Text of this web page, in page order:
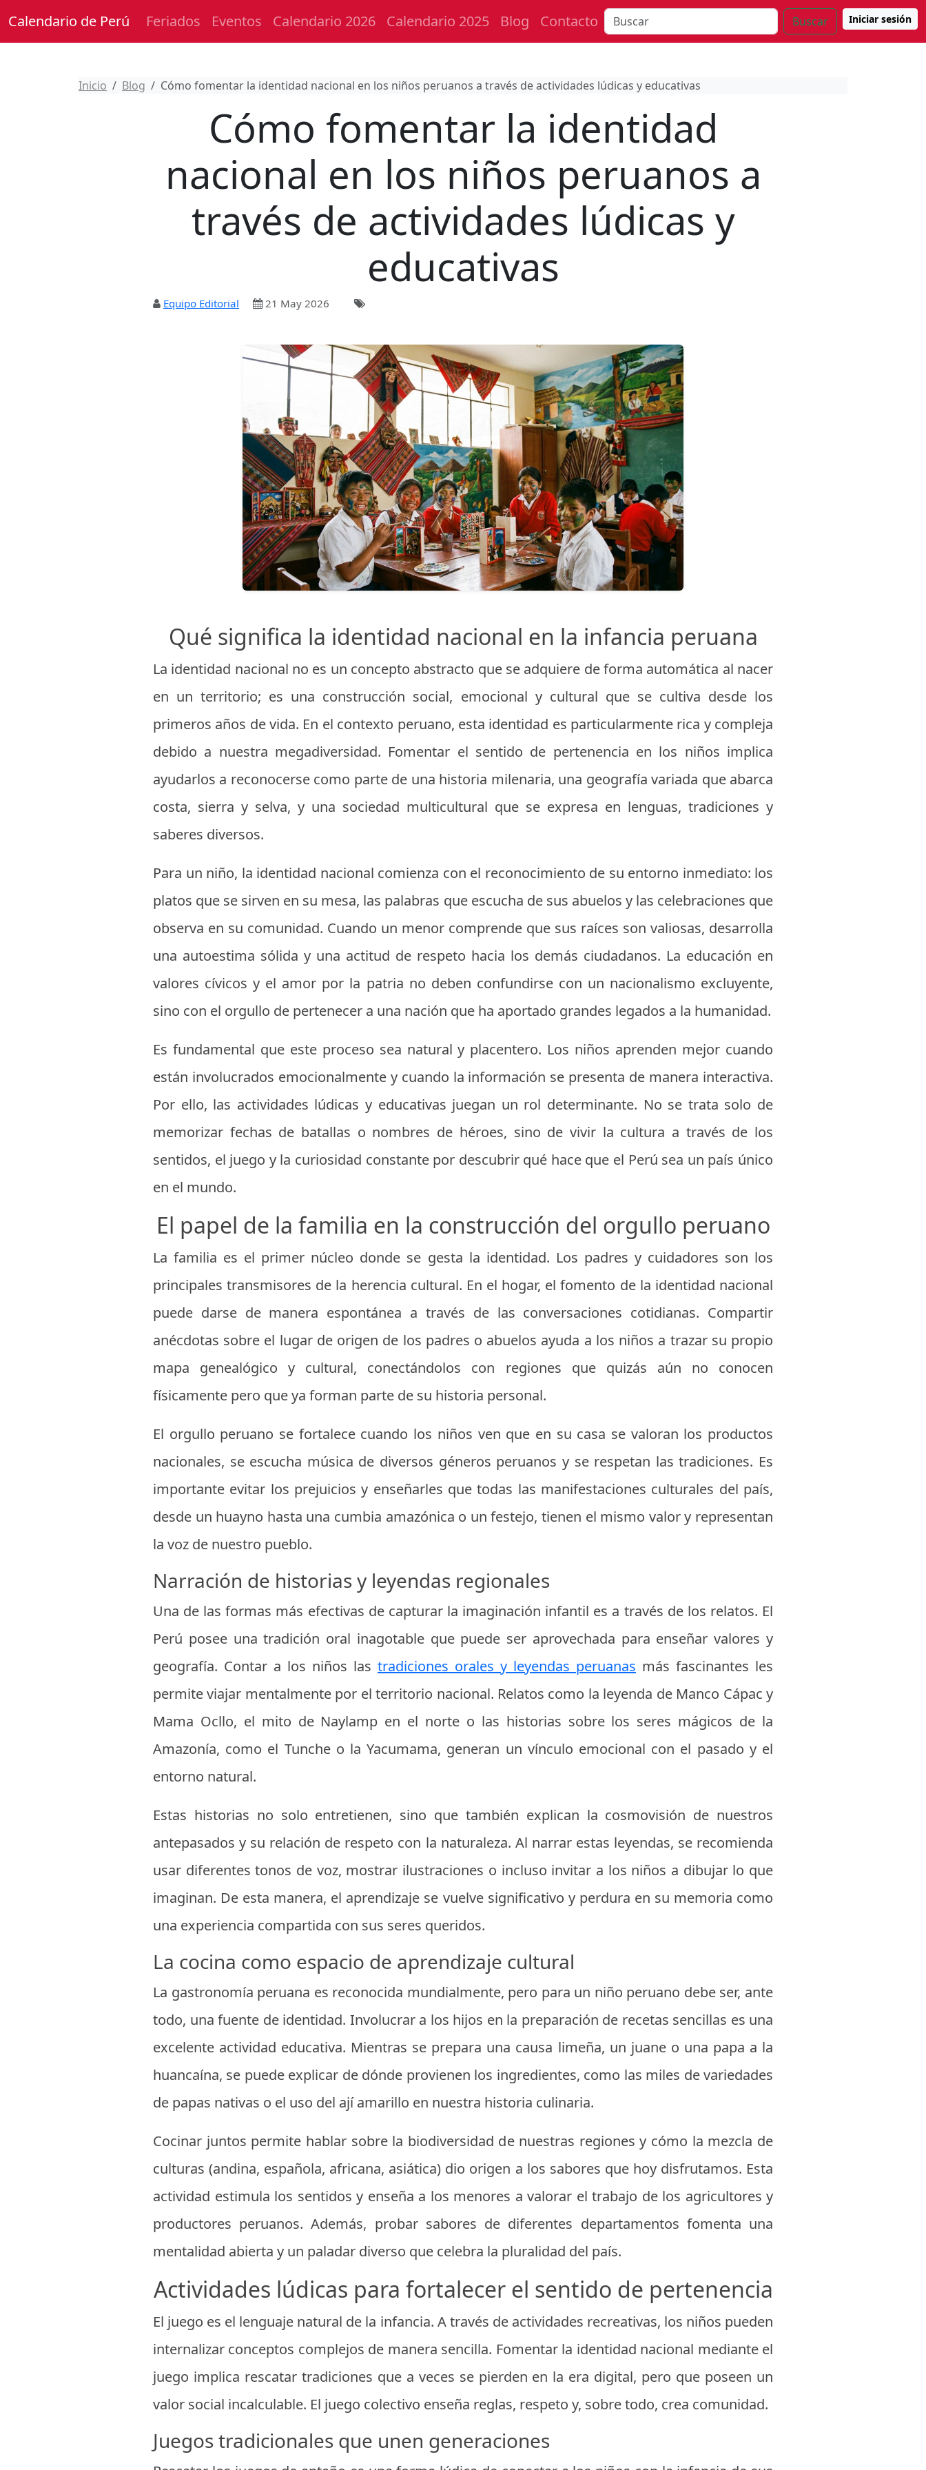
Calendario de Perú Feriados Eventos Calendario 2026 Calendario 2025 Blog Contacto Buscar Iniciar sesión
Inicio Blog Cómo fomentar la identidad nacional en los niños peruanos a través de actividades lúdicas y educativas
Cómo fomentar la identidad
nacional en los niños peruanos a
través de actividades lúdicas y
educativas
Equipo Editorial 21 May 2026
Qué significa la identidad nacional en la infancia peruana
La identidad nacional no es un concepto abstracto que se adquiere de forma automática al nacer
en un territorio; es una construcción social, emocional y cultural que se cultiva desde los
primeros años de vida. En el contexto peruano, esta identidad es particularmente rica y compleja
debido a nuestra megadiversidad. Fomentar el sentido de pertenencia en los niños implica
ayudarlos a reconocerse como parte de una historia milenaria, una geografía variada que abarca
costa, sierra y selva, y una sociedad multicultural que se expresa en lenguas, tradiciones y
saberes diversos.
Para un niño, la identidad nacional comienza con el reconocimiento de su entorno inmediato: los
platos que se sirven en su mesa, las palabras que escucha de sus abuelos y las celebraciones que
observa en su comunidad. Cuando un menor comprende que sus raíces son valiosas, desarrolla
una autoestima sólida y una actitud de respeto hacia los demás ciudadanos. La educación en
valores cívicos y el amor por la patria no deben confundirse con un nacionalismo excluyente,
sino con el orgullo de pertenecer a una nación que ha aportado grandes legados a la humanidad.
Es fundamental que este proceso sea natural y placentero. Los niños aprenden mejor cuando
están involucrados emocionalmente y cuando la información se presenta de manera interactiva.
Por ello, las actividades lúdicas y educativas juegan un rol determinante. No se trata solo de
memorizar fechas de batallas o nombres de héroes, sino de vivir la cultura a través de los
sentidos, el juego y la curiosidad constante por descubrir qué hace que el Perú sea un país único
en el mundo.
El papel de la familia en la construcción del orgullo peruano
La familia es el primer núcleo donde se gesta la identidad. Los padres y cuidadores son los
principales transmisores de la herencia cultural. En el hogar, el fomento de la identidad nacional
puede darse de manera espontánea a través de las conversaciones cotidianas. Compartir
anécdotas sobre el lugar de origen de los padres o abuelos ayuda a los niños a trazar su propio
mapa genealógico y cultural, conectándolos con regiones que quizás aún no conocen
físicamente pero que ya forman parte de su historia personal.
El orgullo peruano se fortalece cuando los niños ven que en su casa se valoran los productos
nacionales, se escucha música de diversos géneros peruanos y se respetan las tradiciones. Es
importante evitar los prejuicios y enseñarles que todas las manifestaciones culturales del país,
desde un huayno hasta una cumbia amazónica o un festejo, tienen el mismo valor y representan
la voz de nuestro pueblo.
Narración de historias y leyendas regionales
Una de las formas más efectivas de capturar la imaginación infantil es a través de los relatos. El
Perú posee una tradición oral inagotable que puede ser aprovechada para enseñar valores y
geografía. Contar a los niños las tradiciones orales y leyendas peruanas más fascinantes les
permite viajar mentalmente por el territorio nacional. Relatos como la leyenda de Manco Cápac y
Mama Ocllo, el mito de Naylamp en el norte o las historias sobre los seres mágicos de la
Amazonía, como el Tunche o la Yacumama, generan un vínculo emocional con el pasado y el
entorno natural.
Estas historias no solo entretienen, sino que también explican la cosmovisión de nuestros
antepasados y su relación de respeto con la naturaleza. Al narrar estas leyendas, se recomienda
usar diferentes tonos de voz, mostrar ilustraciones o incluso invitar a los niños a dibujar lo que
imaginan. De esta manera, el aprendizaje se vuelve significativo y perdura en su memoria como
una experiencia compartida con sus seres queridos.
La cocina como espacio de aprendizaje cultural
La gastronomía peruana es reconocida mundialmente, pero para un niño peruano debe ser, ante
todo, una fuente de identidad. Involucrar a los hijos en la preparación de recetas sencillas es una
excelente actividad educativa. Mientras se prepara una causa limeña, un juane o una papa a la
huancaína, se puede explicar de dónde provienen los ingredientes, como las miles de variedades
de papas nativas o el uso del ají amarillo en nuestra historia culinaria.
Cocinar juntos permite hablar sobre la biodiversidad de nuestras regiones y cómo la mezcla de
culturas (andina, española, africana, asiática) dio origen a los sabores que hoy disfrutamos. Esta
actividad estimula los sentidos y enseña a los menores a valorar el trabajo de los agricultores y
productores peruanos. Además, probar sabores de diferentes departamentos fomenta una
mentalidad abierta y un paladar diverso que celebra la pluralidad del país.
Actividades lúdicas para fortalecer el sentido de pertenencia
El juego es el lenguaje natural de la infancia. A través de actividades recreativas, los niños pueden
internalizar conceptos complejos de manera sencilla. Fomentar la identidad nacional mediante el
juego implica rescatar tradiciones que a veces se pierden en la era digital, pero que poseen un
valor social incalculable. El juego colectivo enseña reglas, respeto y, sobre todo, crea comunidad.
Juegos tradicionales que unen generaciones